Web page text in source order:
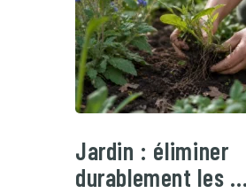
Jardin : éliminer
durablement les …